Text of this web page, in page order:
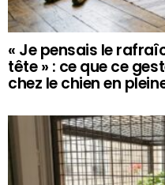
« Je pensais le
tête » : ce que ce
chez le chien en